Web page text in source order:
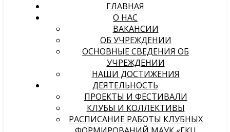
ГЛАВНАЯ
О НАС
ВАКАНСИИ
ОБ УЧРЕЖДЕНИИ
ОСНОВНЫЕ СВЕДЕНИЯ ОБ
УЧРЕЖДЕНИИ
НАШИ ДОСТИЖЕНИЯ
ДЕЯТЕЛЬНОСТЬ
ПРОЕКТЫ И ФЕСТИВАЛИ
КЛУБЫ И КОЛЛЕКТИВЫ
РАСПИСАНИЕ РАБОТЫ КЛУБНЫХ